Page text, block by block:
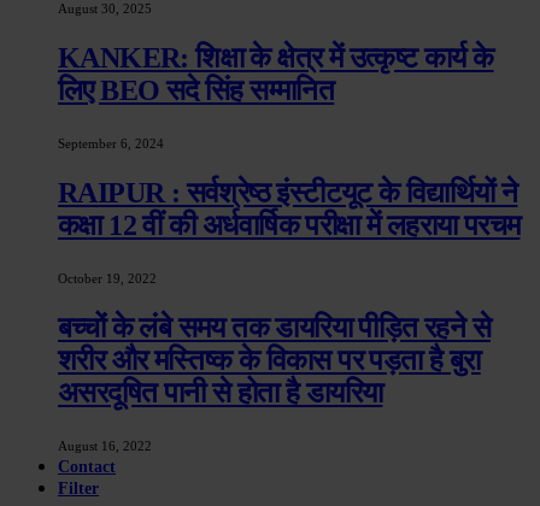
August 30, 2025
KANKER: शिक्षा के क्षेत्र में उत्कृष्ट कार्य के
लिए BEO सदे सिंह सम्मानित
September 6, 2024
RAIPUR : सर्वश्रेष्ठ इंस्टीटयूट के विद्यार्थियों ने
कक्षा 12 वीं की अर्धवार्षिक परीक्षा में लहराया परचम
October 19, 2022
बच्चों के लंबे समय तक डायरिया पीड़ित रहने से
शरीर और मस्तिष्क के विकास पर पड़ता है बुरा
असरदूषित पानी से होता है डायरिया
August 16, 2022
Contact
Filter